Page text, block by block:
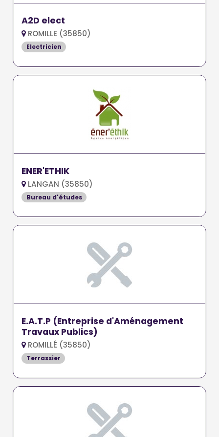
A2D elect
ROMILLE (35850)
Electricien
ENER'ETHIK
LANGAN (35850)
Bureau d'études
E.A.T.P (Entreprise d'Aménagement
Travaux Publics)
ROMILLÉ (35850)
Terrassier